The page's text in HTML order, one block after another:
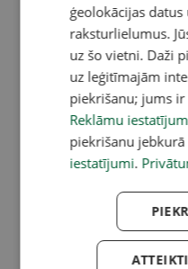
ģeolokācijas datus
raksturlielumus.
uz šo vietni. Daži
uz leģitīmajām
piekrišanu; jums
Reklāmu
piekrišanu jebkurā
iestatījumi.